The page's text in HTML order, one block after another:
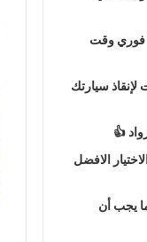
فوري وقت
لإنقاذ سيارتك
👍
الافضل
يجب أن